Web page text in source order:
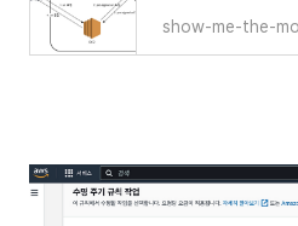
show-me-the-